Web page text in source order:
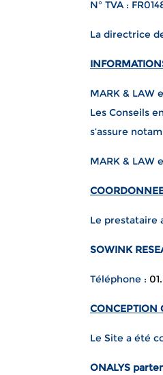
N° TVA :
La directrice
MARK &
Les Conseils
s’assure
MARK & LAW
Le prestataire
SOWINK
Téléphone :
CONCEPTION
Le Site a été
ONALYS